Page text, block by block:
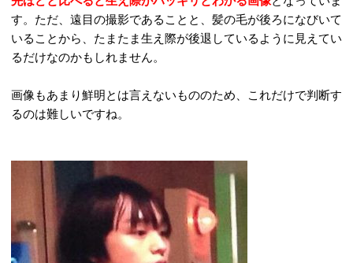
す。ただ、遠目の撮影であることと、髪の毛が後ろになびいて
いることから、たまたま生え際が後退しているように見えてい
るだけなのかもしれません。
画像もあまり鮮明とは言えないもののため、これだけで判断す
るのは難しいですね。